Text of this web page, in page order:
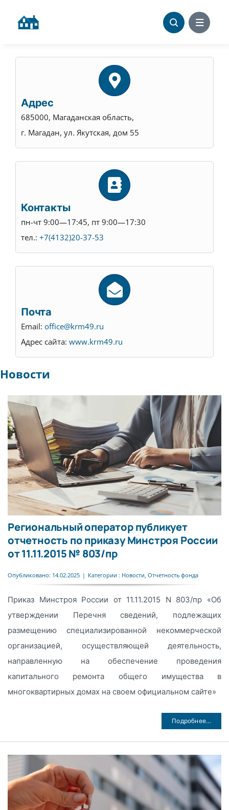
Адрес
685000, Магаданская область,
г. Магадан, ул. Якутская, дом 55
Контакты
пн-чт 9:00—17:45, пт 9:00—17:30
тел.: +7(4132)20-37-53
Почта
Email: office@krm49.ru
Адрес сайта: www.krm49.ru
Новости
Региональный оператор публикует
отчетность по приказу Минстроя России
от 11.11.2015 № 803/пр
Опубликовано: 14.02.2025 | Категории : Новости Отчетность фонда
Приказ Минстроя России от 11.11.2015 N 803/пр «Об
утверждении Перечня сведений, подлежащих
размещению специализированной некоммерческой
организацией, осуществляющей деятельность,
направленную на обеспечение проведения
капитального ремонта общего имущества в
многоквартирных домах на своем официальном сайте»
Подробнее…